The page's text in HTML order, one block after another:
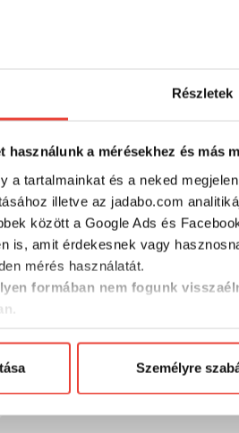
Részletek
használunk a mérésekhez és más
a tartalmainkat és a neked
illetve az jadabo.com
között a Google Ads és
is, amit érdekesnek vagy
mérés használatát.
formában nem fogunk
Személyre
10g #021 Black Sapphire
RÉSZLETES